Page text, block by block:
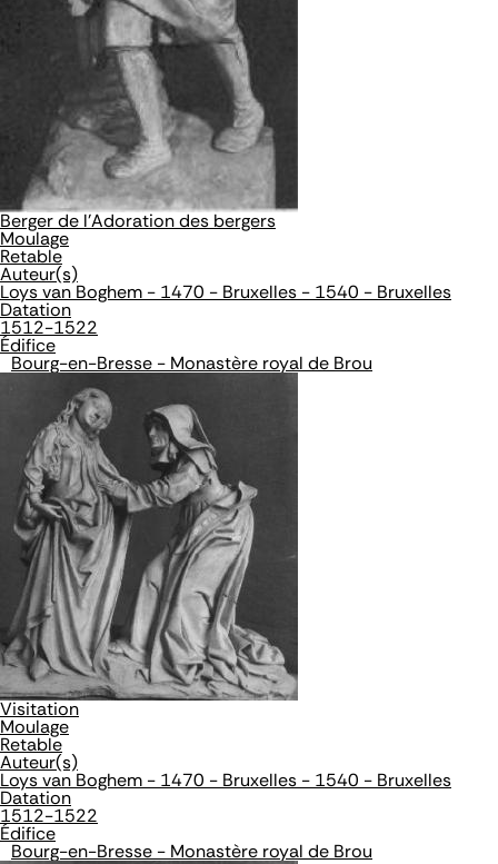
Berger de l'Adoration des bergers
Moulage
Retable
Auteur(s)
Loys van Boghem - 1470 - Bruxelles - 1540 - Bruxelles
Datation
1512-1522
Édifice
Bourg-en-Bresse - Monastère royal de Brou
Visitation
Moulage
Retable
Auteur(s)
Loys van Boghem - 1470 - Bruxelles - 1540 - Bruxelles
Datation
1512-1522
Édifice
Bourg-en-Bresse - Monastère royal de Brou